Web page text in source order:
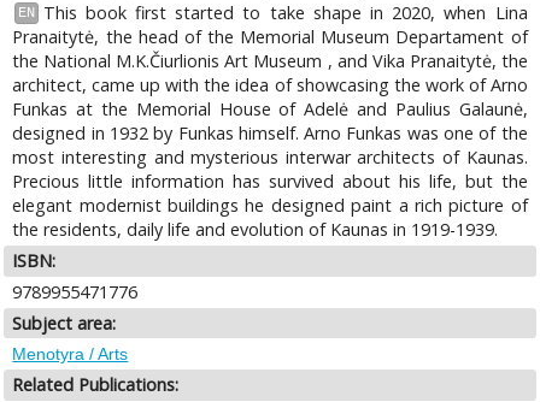
EN
This book first started to take shape in 2020, when Lina
Pranaitytė, the head of the Memorial Museum Departament of
the National M.K.Čiurlionis Art Museum , and Vika Pranaitytė, the
architect, came up with the idea of showcasing the work of Arno
Funkas at the Memorial House of Adelė and Paulius Galaunė,
designed in 1932 by Funkas himself. Arno Funkas was one of the
most interesting and mysterious interwar architects of Kaunas.
Precious little information has survived about his life, but the
elegant modernist buildings he designed paint a rich picture of
the residents, daily life and evolution of Kaunas in 1919-1939.
ISBN:
9789955471776
Subject area:
Menotyra / Arts
Related Publications: